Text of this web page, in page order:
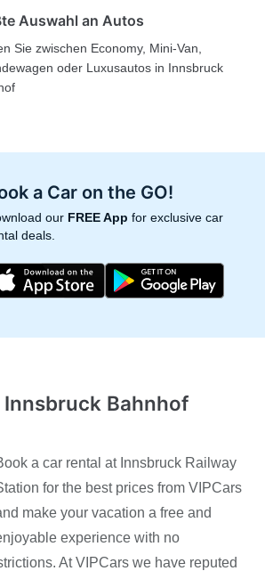
Auswahl an Autos
Sie zwischen Economy, Mini-Van,
oder Luxusautos in Innsbruck
a Car on the GO!
our FREE App for exclusive car
deals.
Bahnhof
a car rental at Innsbruck Railway
for the best prices from VIPCars
make your vacation a free and
experience with no
At VIPCars we have reputed